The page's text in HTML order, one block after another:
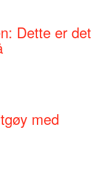
Dette er det
med